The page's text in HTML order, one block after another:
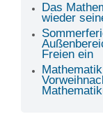
Das
wieder
Freien ein